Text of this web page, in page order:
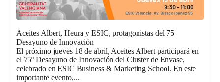
Aceites Albert, Heura y ESIC, protagonistas del 75
Desayuno de Innovación
El próximo jueves 18 de abril, Aceites Albert participará en
el 75º Desayuno de Innovación del Cluster de Envase,
celebrado en ESIC Business & Marketing School. En este
importante evento,...